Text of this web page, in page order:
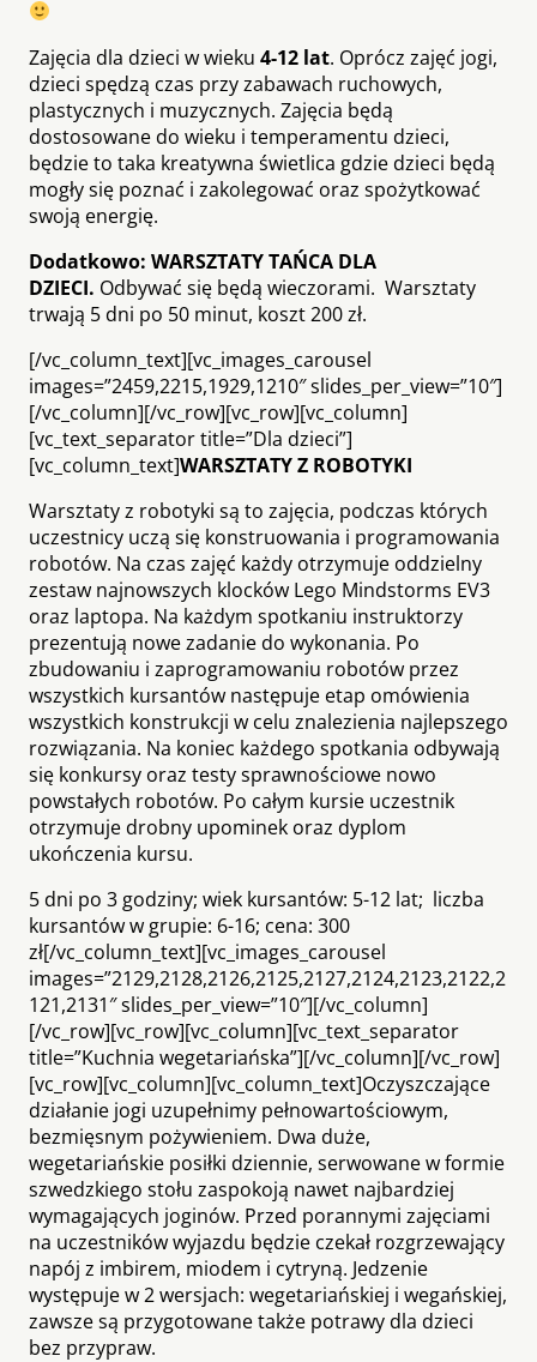
Zajęcia dla dzieci w wieku 4-12 lat. Oprócz zajęć jogi,
dzieci spędzą czas przy zabawach ruchowych,
plastycznych i muzycznych. Zajęcia będą
dostosowane do wieku i temperamentu dzieci,
będzie to taka kreatywna świetlica gdzie dzieci będą
mogły się poznać i zakolegować oraz spożytkować
swoją energię.
Dodatkowo: WARSZTATY TAŃCA DLA
DZIECI. Odbywać się będą wieczorami. Warsztaty
trwają 5 dni po 50 minut, koszt 200 zł.
[/vc_column_text][vc_images_carousel
images=”2459,2215,1929,1210″ slides_per_view=”10″]
[/vc_column][/vc_row][vc_row][vc_column]
[vc_text_separator title=”Dla dzieci”]
[vc_column_text]WARSZTATY Z ROBOTYKI
Warsztaty z robotyki są to zajęcia, podczas których
uczestnicy uczą się konstruowania i programowania
robotów. Na czas zajęć każdy otrzymuje oddzielny
zestaw najnowszych klocków Lego Mindstorms EV3
oraz laptopa. Na każdym spotkaniu instruktorzy
prezentują nowe zadanie do wykonania. Po
zbudowaniu i zaprogramowaniu robotów przez
wszystkich kursantów następuje etap omówienia
wszystkich konstrukcji w celu znalezienia najlepszego
rozwiązania. Na koniec każdego spotkania odbywają
się konkursy oraz testy sprawnościowe nowo
powstałych robotów. Po całym kursie uczestnik
otrzymuje drobny upominek oraz dyplom
ukończenia kursu.
5 dni po 3 godziny; wiek kursantów: 5-12 lat; liczba
kursantów w grupie: 6-16; cena: 300
zł[/vc_column_text][vc_images_carousel
images=”2129,2128,2126,2125,2127,2124,2123,2122,2
121,2131″ slides_per_view=”10″][/vc_column]
[/vc_row][vc_row][vc_column][vc_text_separator
title=”Kuchnia wegetariańska”][/vc_column][/vc_row]
[vc_row][vc_column][vc_column_text]Oczyszczające
działanie jogi uzupełnimy pełnowartościowym,
bezmięsnym pożywieniem. Dwa duże,
wegetariańskie posiłki dziennie, serwowane w formie
szwedzkiego stołu zaspokoją nawet najbardziej
wymagających joginów. Przed porannymi zajęciami
na uczestników wyjazdu będzie czekał rozgrzewający
napój z imbirem, miodem i cytryną. Jedzenie
występuje w 2 wersjach: wegetariańskiej i wegańskiej,
zawsze są przygotowane także potrawy dla dzieci
bez przypraw.